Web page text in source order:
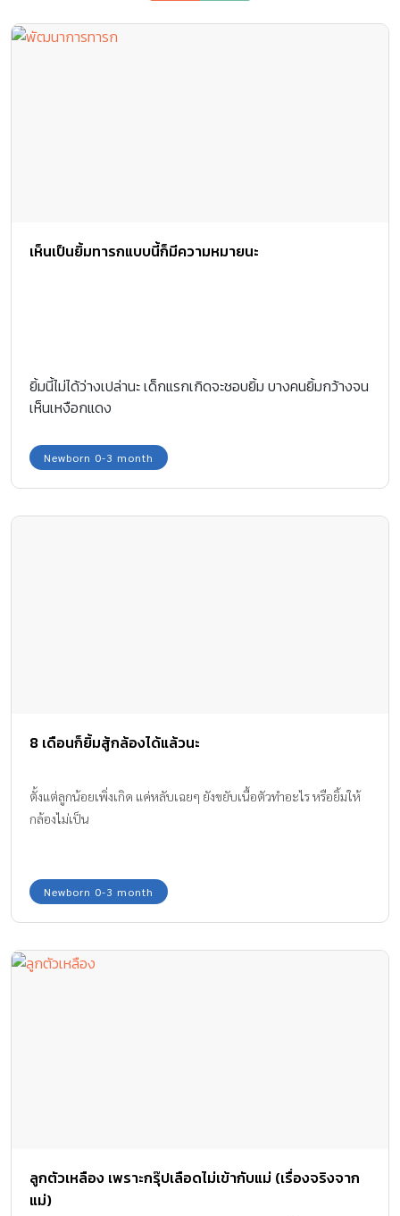
เห็นเป็นยิ้มทารกแบบนี้ก็มีความหมายนะ
ยิ้มนี้ไม่ได้ว่างเปล่านะ เด็กแรกเกิดจะชอบยิ้ม บางคนยิ้มกว้างจน
เห็นเหงือกแดง
Newborn 0-3 month
8 เดือนก็ยิ้มสู้กล้องได้แล้วนะ
ตั้งแต่ลูกน้อยเพิ่งเกิด แค่หลับเฉยๆ ยังขยับเนื้อตัวทำอะไร หรือยิ้มให้
กล้องไม่เป็น
Newborn 0-3 month
ลูกตัวเหลือง เพราะกรุ๊ปเลือดไม่เข้ากับแม่ (เรื่องจริงจาก
แม่)